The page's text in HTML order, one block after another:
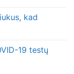
kad
19 testų